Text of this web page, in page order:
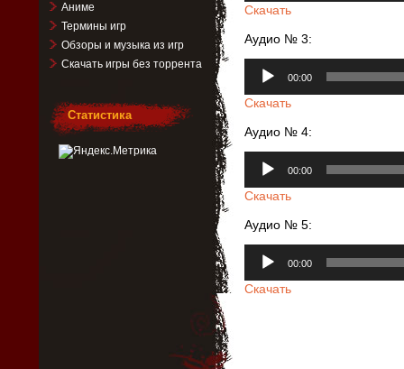
Скачать
Аудио № 3:
00:00
Скачать
Аудио № 4:
00:00
Скачать
Аудио № 5:
00:00
Скачать
Аниме
Термины игр
Обзоры и музыка из игр
Скачать игры без торрента
Статистика